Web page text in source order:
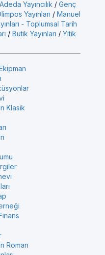
Adeda Yayıncılık / Genç
Yayınları / Manuel
- Toplumsal Tarih
/ Butik Yayınları / Yitik
Klasik
Roman